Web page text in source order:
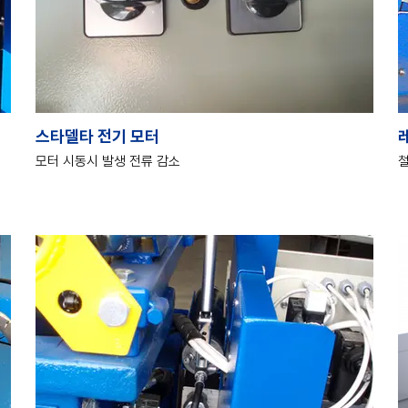
스타델타 전기 모터
모터 시동시 발생 전류 감소